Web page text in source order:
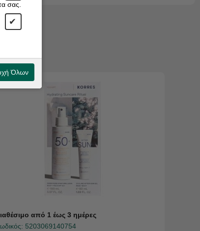
από 1 έως 3 ημέρες
5203069140754
σας.
✔
Όλων